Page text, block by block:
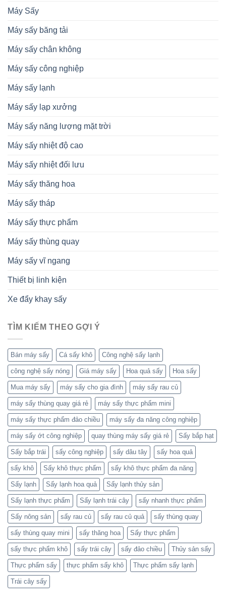
Máy Sấy
Máy sấy băng tải
Máy sấy chân không
Máy sấy công nghiệp
Máy sấy lạnh
Máy sấy lạp xưởng
Máy sấy năng lượng mặt trời
Máy sấy nhiệt độ cao
Máy sấy nhiệt đối lưu
Máy sấy thăng hoa
Máy sấy tháp
Máy sấy thực phẩm
Máy sấy thùng quay
Máy sấy vĩ ngang
Thiết bị linh kiện
Xe đẩy khay sấy
TÌM KIẾM THEO GỢI Ý
Bán máy sấy Cá sấy khô Công nghệ sấy lạnh
công nghệ sấy nóng Giá máy sấy Hoa quả sấy Hoa sấy
Mua máy sấy máy sấy cho gia đình máy sấy rau củ
máy sấy thùng quay giá rẻ máy sấy thực phẩm mini
máy sấy thực phẩm đảo chiều máy sấy đa năng công nghiệp
máy sấy ớt công nghiệp quay thùng máy sấy giá rẻ Sấy bắp hạt
Sấy bắp trái sấy công nghiệp sấy dâu tây sấy hoa quả
sấy khô Sấy khô thực phẩm sấy khô thực phẩm đa năng
Sấy lạnh Sấy lạnh hoa quả Sấy lạnh thủy sản
Sấy lạnh thực phẩm Sấy lạnh trái cây sấy nhanh thực phẩm
Sấy nông sản sấy rau củ sấy rau củ quả sấy thùng quay
sấy thùng quay mini sấy thăng hoa Sấy thực phẩm
sấy thực phẩm khô sấy trái cây sấy đảo chiều Thủy sản sấy
Thực phẩm sấy thực phẩm sấy khô Thực phẩm sấy lạnh
Trái cây sấy